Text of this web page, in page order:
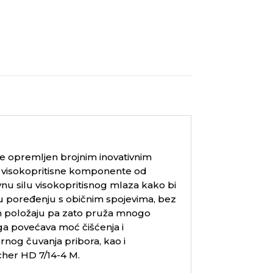
opremljen brojnim inovativnim
komponente od
silu visokopritisnog mlaza kako bi
s običnim spojevima, bez
položaju pa zato pruža mnogo
povećava moć čišćenja i
čuvanja pribora, kao i
HD 7/14-4 M.